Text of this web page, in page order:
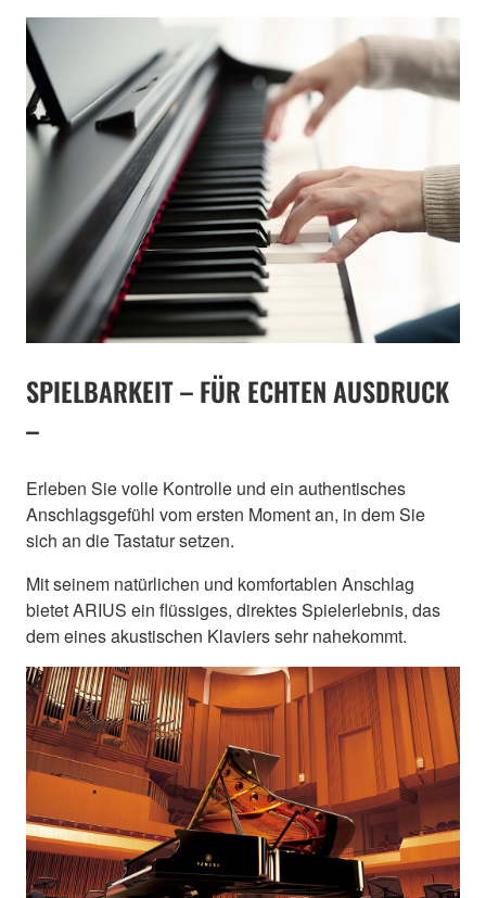
SPIELBARKEIT – FÜR ECHTEN AUSDRUCK
–
Erleben Sie volle Kontrolle und ein authentisches
Anschlagsgefühl vom ersten Moment an, in dem Sie
sich an die Tastatur setzen.
Mit seinem natürlichen und komfortablen Anschlag
bietet ARIUS ein flüssiges, direktes Spielerlebnis, das
dem eines akustischen Klaviers sehr nahekommt.